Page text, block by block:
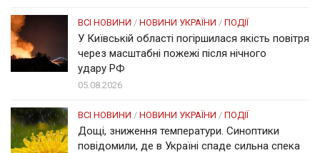
ВСІ НОВИНИ / НОВИНИ УКРАЇНИ / ПОДІЇ
У Київській області погіршилася якість повітря
через масштабні пожежі після нічного
удару РФ
05.08.2026
ВСІ НОВИНИ / НОВИНИ УКРАЇНИ / ПОДІЇ
Дощі, зниження температури. Синоптики
повідомили, де в Україні спаде сильна спека